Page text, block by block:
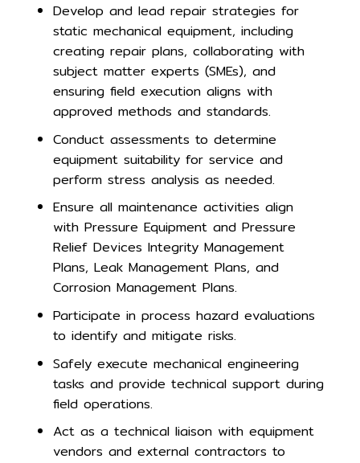
Develop and lead repair strategies for
static mechanical equipment, including
creating repair plans, collaborating with
subject matter experts (SMEs), and
ensuring field execution aligns with
approved methods and standards.
Conduct assessments to determine
equipment suitability for service and
perform stress analysis as needed.
Ensure all maintenance activities align
with Pressure Equipment and Pressure
Relief Devices Integrity Management
Plans, Leak Management Plans, and
Corrosion Management Plans.
Participate in process hazard evaluations
to identify and mitigate risks.
Safely execute mechanical engineering
tasks and provide technical support during
field operations.
Act as a technical liaison with equipment
vendors and external contractors to